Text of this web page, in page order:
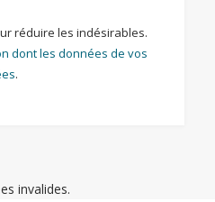
réduire les indésirables.
dont les données de vos
.
invalides.